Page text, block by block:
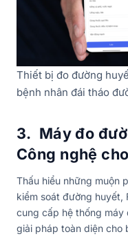
Thiết bị đo đường
bệnh nhân đái tháo
3. Máy đo
Công nghệ
Thấu hiểu những muộn
kiểm soát đường huyết,
cung cấp hệ thống máy
giải pháp toàn diện cho